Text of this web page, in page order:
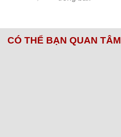
CÓ THỂ BẠN QUAN TÂM